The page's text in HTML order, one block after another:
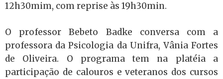
12h30mim, com reprise às 19h30min.
O professor Bebeto Badke conversa com a
professora da Psicologia da Unifra, Vânia Fortes
de Oliveira. O programa tem na platéia a
participação de calouros e veteranos dos cursos